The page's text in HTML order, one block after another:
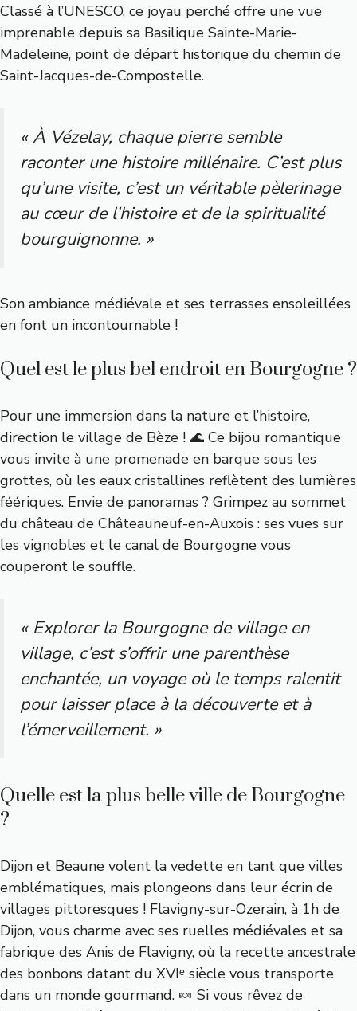
Classé à l’UNESCO, ce joyau perché offre une vue
imprenable depuis sa Basilique Sainte-Marie-
Madeleine, point de départ historique du chemin de
Saint-Jacques-de-Compostelle.
« À Vézelay, chaque pierre semble
raconter une histoire millénaire. C’est plus
qu’une visite, c’est un véritable pèlerinage
au cœur de l’histoire et de la spiritualité
bourguignonne. »
Son ambiance médiévale et ses terrasses ensoleillées
en font un incontournable !
Quel est le plus bel endroit en Bourgogne ?
Pour une immersion dans la nature et l’histoire,
direction le village de Bèze ! 🌊 Ce bijou romantique
vous invite à une promenade en barque sous les
grottes, où les eaux cristallines reflètent des lumières
féériques. Envie de panoramas ? Grimpez au sommet
du château de Châteauneuf-en-Auxois : ses vues sur
les vignobles et le canal de Bourgogne vous
couperont le souffle.
« Explorer la Bourgogne de village en
village, c’est s’offrir une parenthèse
enchantée, un voyage où le temps ralentit
pour laisser place à la découverte et à
l’émerveillement. »
Quelle est la plus belle ville de Bourgogne
?
Dijon et Beaune volent la vedette en tant que villes
emblématiques, mais plongeons dans leur écrin de
villages pittoresques ! Flavigny-sur-Ozerain, à 1h de
Dijon, vous charme avec ses ruelles médiévales et sa
fabrique des Anis de Flavigny, où la recette ancestrale
des bonbons datant du XVIᵉ siècle vous transporte
dans un monde gourmand. 🍬 Si vous rêvez de